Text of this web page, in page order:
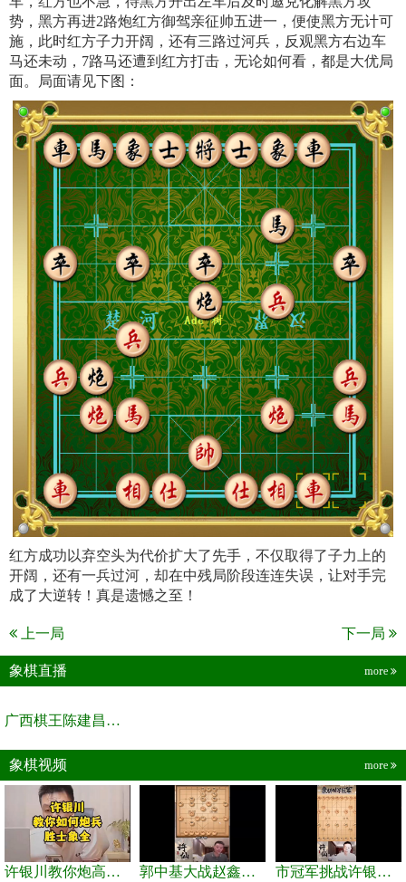
势，黑方再进2路炮红方御驾亲征帅五进一，便使黑方无计可
施，此时红方子力开阔，还有三路过河兵，反观黑方右边车
马还未动，7路马还遭到红方打击，无论如何看，都是大优局
面。局面请见下图：
红方成功以弃空头为代价扩大了先手，不仅取得了子力上的
开阔，还有一兵过河，却在中残局阶段连连失误，让对手完
成了大逆转！真是遗憾之至！
上一局 下一局
象棋直播 more
广西棋王陈建昌直播间
象棋视频 more
许银川教你炮高兵士象全如何赢士象全，简单四步即可 郭中基大战赵鑫鑫，许银川激情讲解 市冠军挑战许银川，急进中兵变化真激烈！